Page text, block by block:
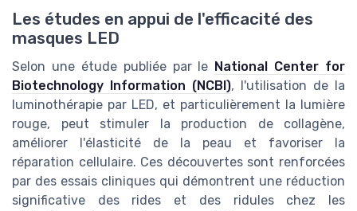
Les études en appui de l'efficacité des
masques LED
Selon une étude publiée par le National Center for
Biotechnology Information (NCBI), l'utilisation de la
luminothérapie par LED, et particulièrement la lumière
rouge, peut stimuler la production de collagène,
améliorer l'élasticité de la peau et favoriser la
réparation cellulaire. Ces découvertes sont renforcées
par des essais cliniques qui démontrent une réduction
significative des rides et des ridules chez les